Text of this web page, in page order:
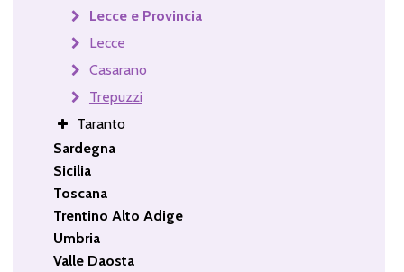
Lecce e Provincia
Lecce
Casarano
Trepuzzi
Taranto
Sardegna
Sicilia
Toscana
Trentino Alto Adige
Umbria
Valle Daosta